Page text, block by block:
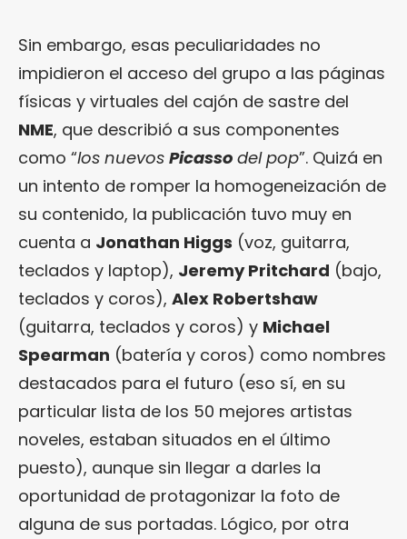
Sin embargo, esas peculiaridades no
impidieron el acceso del grupo a las páginas
físicas y virtuales del cajón de sastre del
NME, que describió a sus componentes
como “los nuevos Picasso del pop”. Quizá en
un intento de romper la homogeneización de
su contenido, la publicación tuvo muy en
cuenta a Jonathan Higgs (voz, guitarra,
teclados y laptop), Jeremy Pritchard (bajo,
teclados y coros), Alex Robertshaw
(guitarra, teclados y coros) y Michael
Spearman (batería y coros) como nombres
destacados para el futuro (eso sí, en su
particular lista de los 50 mejores artistas
noveles, estaban situados en el último
puesto), aunque sin llegar a darles la
oportunidad de protagonizar la foto de
alguna de sus portadas. Lógico, por otra